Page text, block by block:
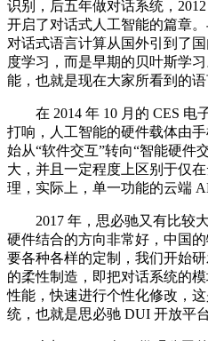
识别，后五年做对话系统，
开启了对话式人工智能的篇章
对话式语言计算从国外引到了
度学习，而是早期的贝叶斯学
能，也就是现在大家所看到的语
在 2014 年 10 月的 CES 电
打响，人工智能的硬件载体由
始从“软件交互”转向“智能硬件
大，并且一定程度上区别于仅
理，实际上，单一功能的云端
2017 年，思必驰又有比较大
硬件结合的方向非常好，中国
要各种各样的定制，我们开始
的柔性制造，即把对话系统的
性能，快速进行个性化修改，
统，也就是思必驰 DUI 开放平台